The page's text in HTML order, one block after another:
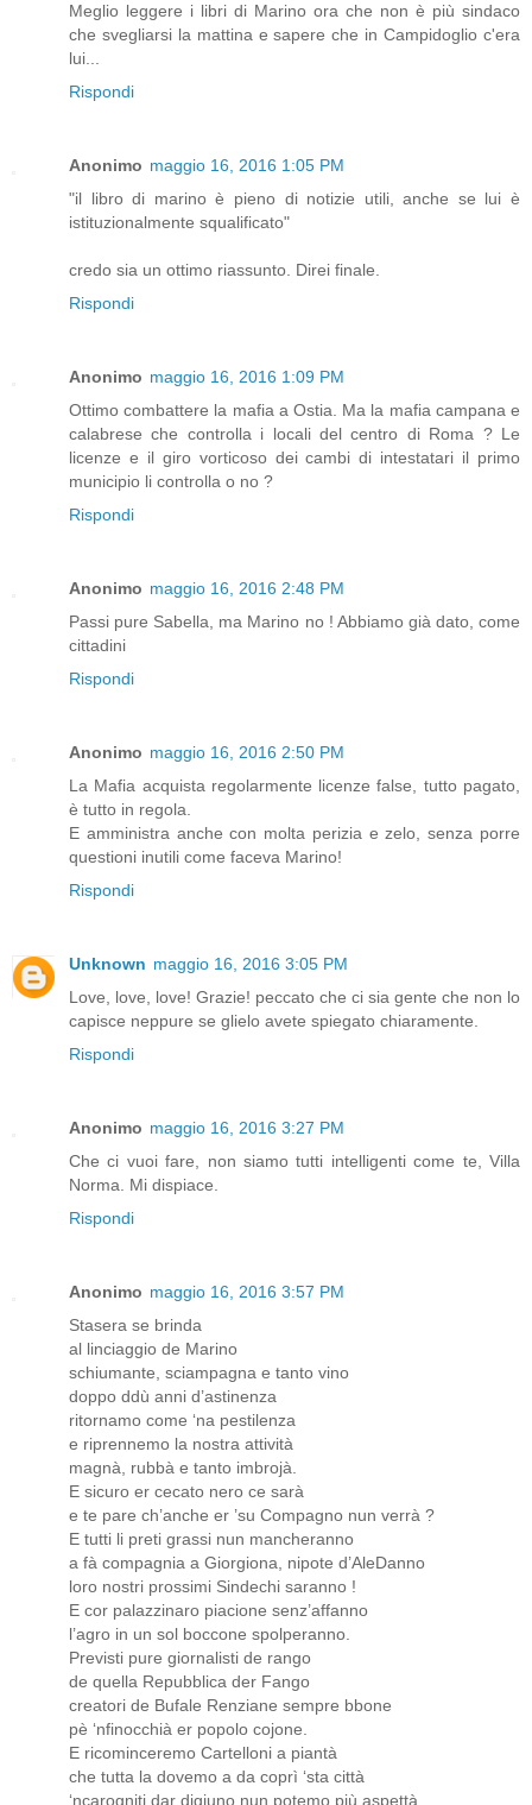
Meglio leggere i libri di Marino ora che non è più sindaco
che svegliarsi la mattina e sapere che in Campidoglio c'era
lui...
Rispondi
Anonimo maggio 16, 2016 1:05 PM
"il libro di marino è pieno di notizie utili, anche se lui è
istituzionalmente squalificato"
credo sia un ottimo riassunto. Direi finale.
Rispondi
Anonimo maggio 16, 2016 1:09 PM
Ottimo combattere la mafia a Ostia. Ma la mafia campana e
calabrese che controlla i locali del centro di Roma ? Le
licenze e il giro vorticoso dei cambi di intestatari il primo
municipio li controlla o no ?
Rispondi
Anonimo maggio 16, 2016 2:48 PM
Passi pure Sabella, ma Marino no ! Abbiamo già dato, come
cittadini
Rispondi
Anonimo maggio 16, 2016 2:50 PM
La Mafia acquista regolarmente licenze false, tutto pagato,
è tutto in regola.
E amministra anche con molta perizia e zelo, senza porre
questioni inutili come faceva Marino!
Rispondi
Unknown maggio 16, 2016 3:05 PM
Love, love, love! Grazie! peccato che ci sia gente che non lo
capisce neppure se glielo avete spiegato chiaramente.
Rispondi
Anonimo maggio 16, 2016 3:27 PM
Che ci vuoi fare, non siamo tutti intelligenti come te, Villa
Norma. Mi dispiace.
Rispondi
Anonimo maggio 16, 2016 3:57 PM
Stasera se brinda
al linciaggio de Marino
schiumante, sciampagna e tanto vino
doppo ddù anni d’astinenza
ritornamo come ‘na pestilenza
e riprennemo la nostra attività
magnà, rubbà e tanto imbrojà.
E sicuro er cecato nero ce sarà
e te pare ch’anche er ’su Compagno nun verrà ?
E tutti li preti grassi nun mancheranno
a fà compagnia a Giorgiona, nipote d’AleDanno
loro nostri prossimi Sindechi saranno !
E cor palazzinaro piacione senz’affanno
l’agro in un sol boccone spolperanno.
Previsti pure giornalisti de rango
de quella Repubblica der Fango
creatori de Bufale Renziane sempre bbone
pè ‘nfinocchià er popolo cojone.
E ricominceremo Cartelloni a piantà
che tutta la dovemo a da coprì ‘sta città
‘ncarogniti dar digiuno nun potemo più aspettà.